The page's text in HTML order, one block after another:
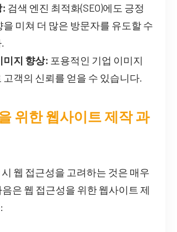
: 검색 엔진 최적화(SEO)에도 긍정
을 미쳐 더 많은 방문자를 유도할 수
미지 향상: 포용적인 기업 이미지
고객의 신뢰를 얻을 수 있습니다.
위한 웹사이트 제작 과
웹 접근성을 고려하는 것은 매우
은 웹 접근성을 위한 웹사이트 제